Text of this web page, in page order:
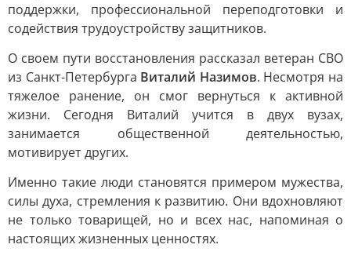
поддержки, профессиональной переподготовки и
содействия трудоустройству защитников.
О своем пути восстановления рассказал ветеран СВО
из Санкт-Петербурга Виталий Назимов. Несмотря на
тяжелое ранение, он смог вернуться к активной
жизни. Сегодня Виталий учится в двух вузах,
занимается общественной деятельностью,
мотивирует других.
Именно такие люди становятся примером мужества,
силы духа, стремления к развитию. Они вдохновляют
не только товарищей, но и всех нас, напоминая о
настоящих жизненных ценностях.